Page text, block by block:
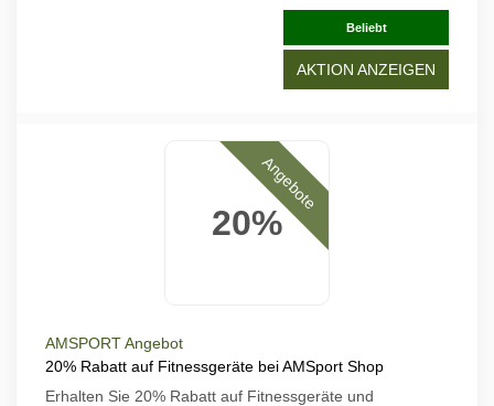
Beliebt
AKTION ANZEIGEN
20%
Angebote
AMSPORT Angebot
20% Rabatt auf Fitnessgeräte bei AMSport Shop
Erhalten Sie 20% Rabatt auf Fitnessgeräte und